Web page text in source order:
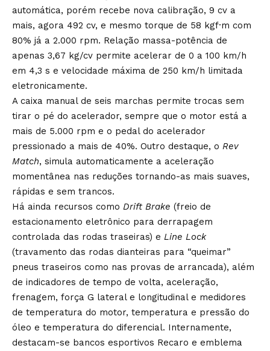
automática, porém recebe nova calibração, 9 cv a
mais, agora 492 cv, e mesmo torque de 58 kgf·m com
80% já a 2.000 rpm. Relação massa-potência de
apenas 3,67 kg/cv permite acelerar de 0 a 100 km/h
em 4,3 s e velocidade máxima de 250 km/h limitada
eletronicamente.
A caixa manual de seis marchas permite trocas sem
tirar o pé do acelerador, sempre que o motor está a
mais de 5.000 rpm e o pedal do acelerador
pressionado a mais de 40%. Outro destaque, o Rev
Match, simula automaticamente a aceleração
momentânea nas reduções tornando-as mais suaves,
rápidas e sem trancos.
Há ainda recursos como Drift Brake (freio de
estacionamento eletrônico para derrapagem
controlada das rodas traseiras) e Line Lock
(travamento das rodas dianteiras para “queimar”
pneus traseiros como nas provas de arrancada), além
de indicadores de tempo de volta, aceleração,
frenagem, força G lateral e longitudinal e medidores
de temperatura do motor, temperatura e pressão do
óleo e temperatura do diferencial. Internamente,
destacam-se bancos esportivos Recaro e emblema